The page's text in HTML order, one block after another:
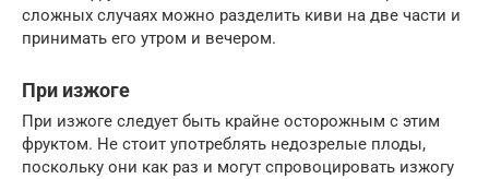
сложных случаях можно разделить киви на две части и
принимать его утром и вечером.
При изжоге
При изжоге следует быть крайне осторожным с этим
фруктом. Не стоит употреблять недозрелые плоды,
поскольку они как раз и могут спровоцировать изжогу